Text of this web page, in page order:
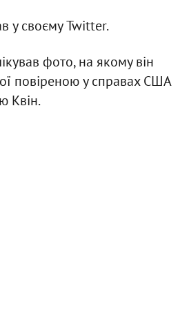
у своєму Twitter.
фото, на якому він
повіреною у справах США
Квін.